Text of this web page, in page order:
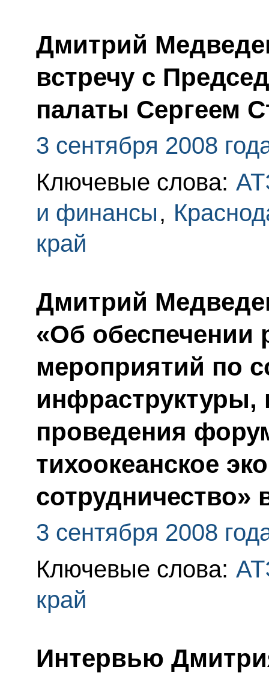
Дмитрий
встречу с
палаты Сергеем
3 сентября 2008
Ключевые слова:
и финансы,
край
Дмитрий
«Об обеспечении
мероприятий по
проведения
тихоокеанское
сотрудничество»
3 сентября 2008
Ключевые слова:
край
Интервью